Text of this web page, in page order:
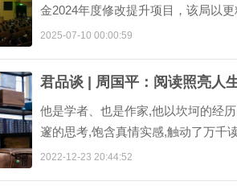
金2024年度修改提升项目，该局以
2025-07-10 00:00:59
君品谈 | 周国平：阅读照亮人
他是学者、也是作家,他以坎坷的经
邃的思考,饱含真情实感,触动了万千
2022-12-23 20:44:52